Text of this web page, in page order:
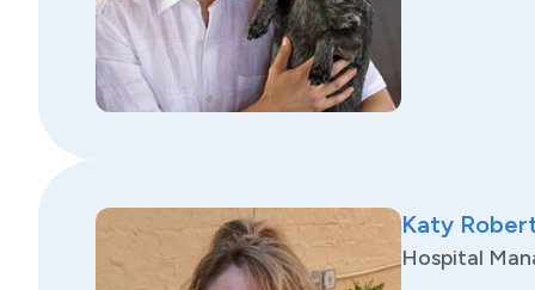
Katy
Hospital